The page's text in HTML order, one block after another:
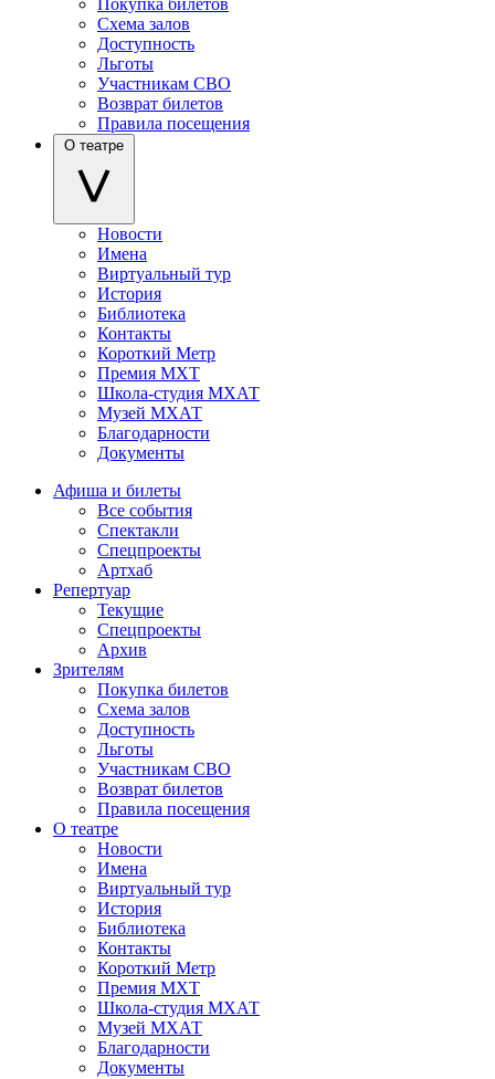
Покупка билетов
Схема залов
Доступность
Льготы
Участникам СВО
Возврат билетов
Правила посещения
О театре
Новости
Имена
Виртуальный тур
История
Библиотека
Контакты
Короткий Метр
Премия МХТ
Школа-студия МХАТ
Музей МХАТ
Благодарности
Документы
Афиша и билеты
Все события
Спектакли
Спецпроекты
Артхаб
Репертуар
Текущие
Спецпроекты
Архив
Зрителям
Покупка билетов
Схема залов
Доступность
Льготы
Участникам СВО
Возврат билетов
Правила посещения
О театре
Новости
Имена
Виртуальный тур
История
Библиотека
Контакты
Короткий Метр
Премия МХТ
Школа-студия МХАТ
Музей МХАТ
Благодарности
Документы